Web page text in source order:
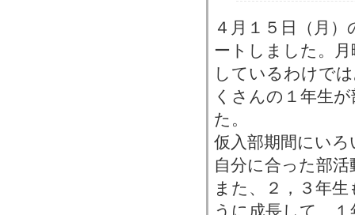
４月１５日（月
ートしました。
しているわけで
くさんの１年生
た。
仮入部期間にい
自分に合った部
また、２，３年
うに成長して、